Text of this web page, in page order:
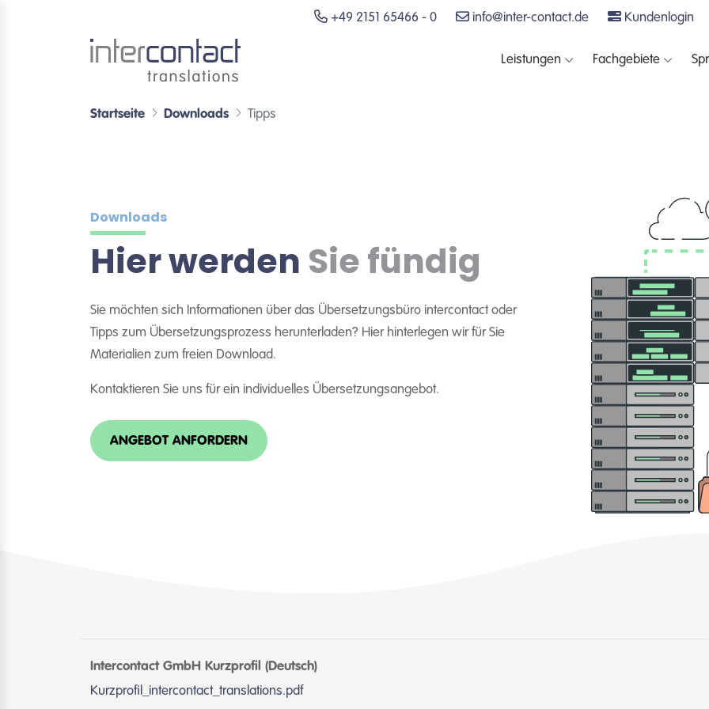
+49 2151 65466 - 0 info@inter-contact.de Kundenlogin
Leistungen Fachgebiete
Startseite Downloads Tipps
Downloads
Hier werden Sie fündig
Sie möchten sich Informationen über das Übersetzungsbüro intercontact oder
Tipps zum Übersetzungsprozess herunterladen? Hier hinterlegen wir für Sie
Materialien zum freien Download.
Kontaktieren Sie uns für ein individuelles Übersetzungsangebot.
ANGEBOT ANFORDERN
Intercontact GmbH Kurzprofil (Deutsch)
Kurzprofil_intercontact_translations.pdf